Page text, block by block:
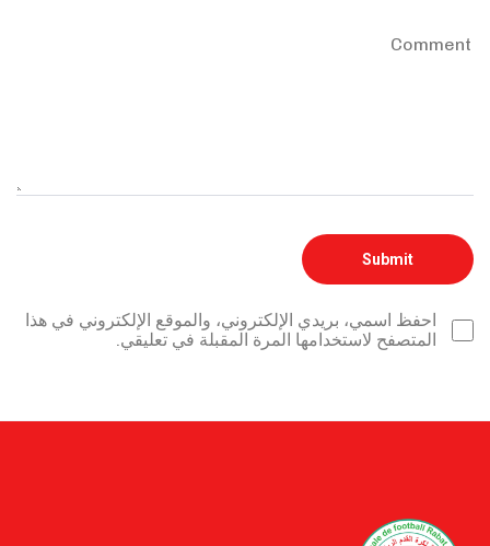
احفظ اسمي، بريدي الإلكتروني، والموقع الإلكتروني في هذا
المتصفح لاستخدامها المرة المقبلة في تعليقي.